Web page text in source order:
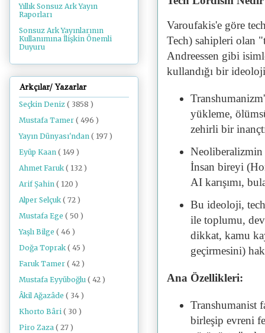
Varoufakis'e göre
Tech) sahipleri olan
Andreessen gibi
kullandığı bir
yükleme,
zehirli bir
Neoliberalizmin
İnsan bireyi
AI karışımı,
Bu ideoloji,
ile toplumu,
dikkat, kamu
geçirmesini)
Ana Özellikleri:
Transhumanist
birleşip evreni
Yıllık Sonsuz Ark Yayın
Raporları
Sonsuz Ark Yayınlarının
Kullanımına İlişkin Önemli
Duyuru
Arkçılar/ Yazarlar
Seçkin Deniz ( 3858 )
Mustafa Tamer ( 496 )
Yayın Dünyası'ndan ( 197 )
Eyüp Kaan ( 149 )
Ahmet Faruk ( 132 )
Arif Şahin ( 120 )
Alper Selçuk ( 72 )
Mustafa Ege ( 50 )
Yaşlı Bilge ( 46 )
Doğa Toprak ( 45 )
Faruk Tamer ( 42 )
Mustafa Eyyüboğlu ( 42 )
Âkil Ağazâde ( 34 )
Khorto Bâri ( 30 )
Piro Zaza ( 27 )